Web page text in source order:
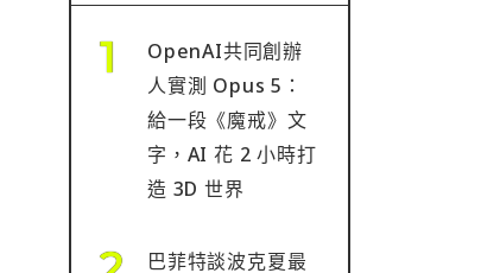
OpenAI共同創辦
人實測 Opus 5：
給一段《魔戒》文
字，AI 花 2 小時打
造 3D 世界
巴菲特談波克夏最